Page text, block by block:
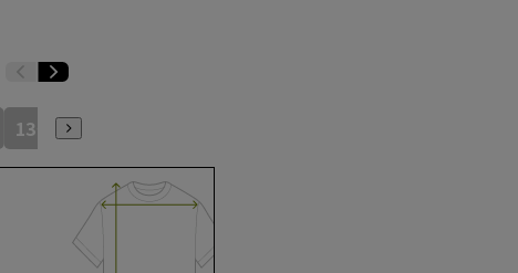
13号 15号